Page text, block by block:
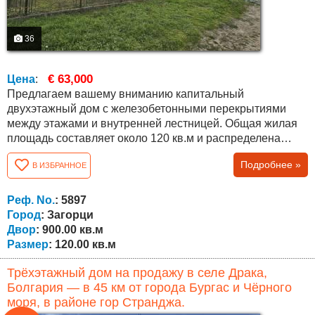
36
Цена: € 63,000
Предлагаем вашему вниманию капитальный
двухэтажный дом с железобетонными перекрытиями
между этажами и внутренней лестницей. Общая жилая
площадь составляет около 120 кв.м и распределена
следующим образом: первый этаж – небольшая кухня,
ванная комната с туалетом, две комнаты и внутренняя
лестница; второй этаж – три комнаты. Дом продаётся с
имеющейся мебелью, представленной на фотографиях.
К дому относится участок площадью...
В ИЗБРАННОЕ Подробнее »
Реф. No.: 5897
Город: Загорци
Двор: 900.00 кв.м
Размер: 120.00 кв.м
Трёхэтажный дом на продажу в селе Драка,
Болгария — в 45 км от города Бургас и Чёрного
моря, в районе гор Странджа.